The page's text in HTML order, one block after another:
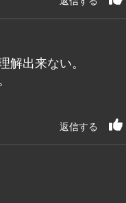
出来ない。
返信する